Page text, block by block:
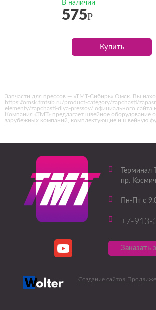
В наличии
575Р
Купить
Запчасти для прессов — «ТМТ-Сибирь» Омск. Вы
https://omsk.tmtsib.ru/product-category/zapchasti/
elementy/zapchasti-dlya-pressov/ официального сайта
Компания «ТМТ» предлагает швейное оборудование
зарубежных компаний, комплектующие и швейную
Терминал
пр.
Пн-Пт с
+7-913-
Заказать
Создание сайтов